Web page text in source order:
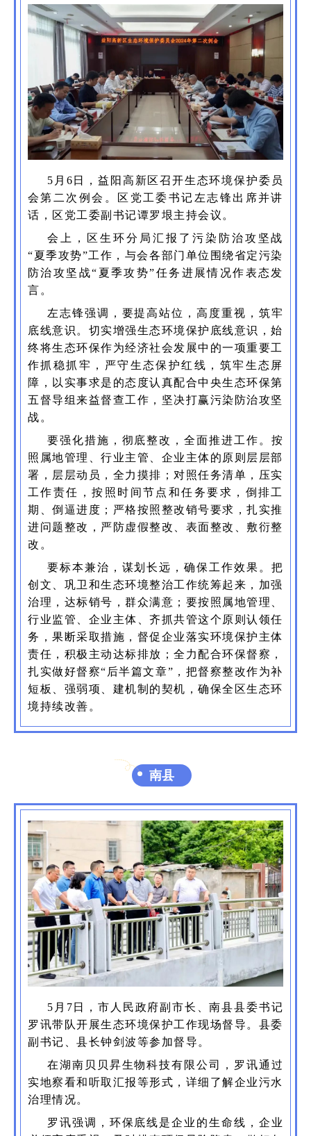
5月6日，益阳高新区召开生态环境保护委员
会第二次例会。区党工委书记左志锋出席并讲
话，区党工委副书记谭罗垠主持会议。
会上，区生环分局汇报了污染防治攻坚战
“夏季攻势”工作，与会各部门单位围绕省定污染
防治攻坚战“夏季攻势”任务进展情况作表态发
言。
左志锋强调，要提高站位，高度重视，筑牢
底线意识。切实增强生态环境保护底线意识，始
终将生态环保作为经济社会发展中的一项重要工
作抓稳抓牢，严守生态保护红线，筑牢生态屏
障，以实事求是的态度认真配合中央生态环保第
五督导组来益督查工作，坚决打赢污染防治攻坚
战。
要强化措施，彻底整改，全面推进工作。按
照属地管理、行业主管、企业主体的原则层层部
署，层层动员，全力摸排；对照任务清单，压实
工作责任，按照时间节点和任务要求，倒排工
期、倒逼进度；严格按照整改销号要求，扎实推
进问题整改，严防虚假整改、表面整改、敷衍整
改。
要标本兼治，谋划长远，确保工作效果。把
创文、巩卫和生态环境整治工作统筹起来，加强
治理，达标销号，群众满意；要按照属地管理、
行业监管、企业主体、齐抓共管这个原则认领任
务，果断采取措施，督促企业落实环境保护主体
责任，积极主动达标排放；全力配合环保督察，
扎实做好督察“后半篇文章”，把督察整改作为补
短板、强弱项、建机制的契机，确保全区生态环
境持续改善。
南县
5月7日，市人民政府副市长、南县县委书记
罗讯带队开展生态环境保护工作现场督导。县委
副书记、县长钟剑波等参加督导。
在湖南贝贝昇生物科技有限公司，罗讯通过
实地察看和听取汇报等形式，详细了解企业污水
治理情况。
罗讯强调，环保底线是企业的生命线，企业